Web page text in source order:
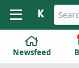
Newsfeed